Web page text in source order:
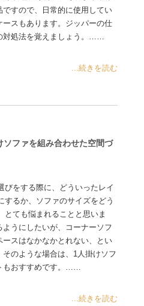
すので、日常的に使用してい
スもあります。ジッパーの仕
対処法を覚えましょう。……
...続きを読む
ソファを組み合わせた空間づ
びをする際に、どういったレイ
するか、ソファのサイズをどう
とても悩まれることと思いま
うにしたいが、コーナーソフ
ースはなかなかとれない、とい
のような場合は、1人掛けソフ
もおすすめです。……
...続きを読む